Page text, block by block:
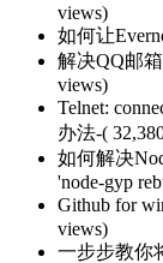
views)
如何让
解决QQ邮
views)
Telnet:
办法-(
如何解决
'node-gyp
Github for
views)
一步步教你